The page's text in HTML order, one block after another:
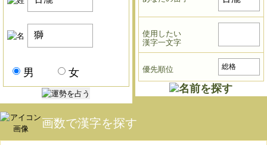
男 女
使用したい
漢字一文字
優先順位
画数で漢字を探す